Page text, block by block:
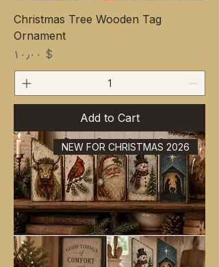
Christmas Tree Wooden Tag
Ornament
Price
$ ۱۰٫۰۰
Add to Cart
NEW FOR CHRISTMAS 2026